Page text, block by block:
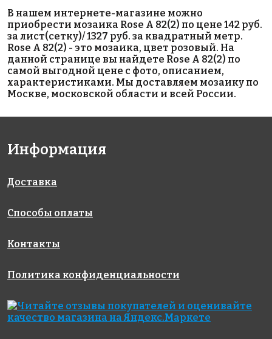
Rose WA 16
327x327
Rose G 40
327x327
Rose G 41
327x327
4767 руб./м²
Rose GA 56(1)
Rose A 49
4767 руб./м²
327x327
1449 руб./м²
В нашем интернете-магазине можно
приобрести мозаика Rose A 82(2) по цене 142 руб.
за лист(сетку)/ 1327 руб. за квадратный метр.
Rose A 82(2) - это мозаика, цвет розовый. На
данной странице вы найдете Rose A 82(2) по
самой выгодной цене с фото, описанием,
характеристиками. Мы доставляем мозаику по
Москве, московской области и всей России.
Информация
Доставка
Способы оплаты
Контакты
Политика конфиденциальности